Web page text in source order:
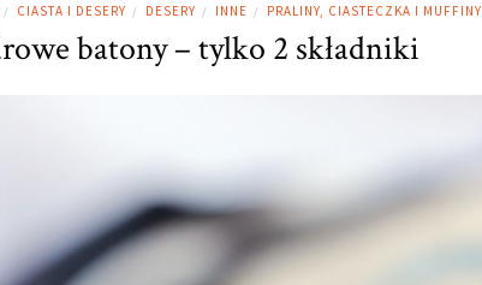
/ CIASTA I DESERY / DESERY / INNE / PRALINY, CIASTECZKA I MUFFINY
batony – tylko 2 składniki